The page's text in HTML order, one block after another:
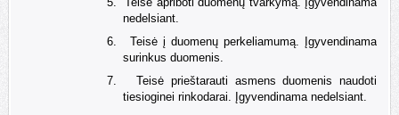
nedelsiant.
6.
Teisė į duomenų perkeliamumą. Įgyvendinama
surinkus duomenis.
7.
Teisė prieštarauti asmens duomenis naudoti
tiesioginei rinkodarai. Įgyvendinama nedelsiant.